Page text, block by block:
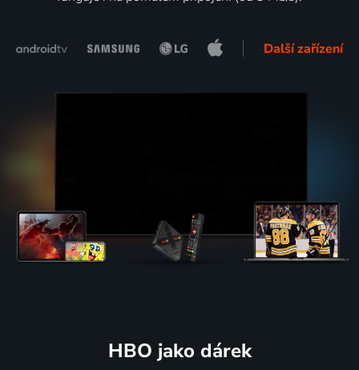
Další zařízení
HBO jako dárek